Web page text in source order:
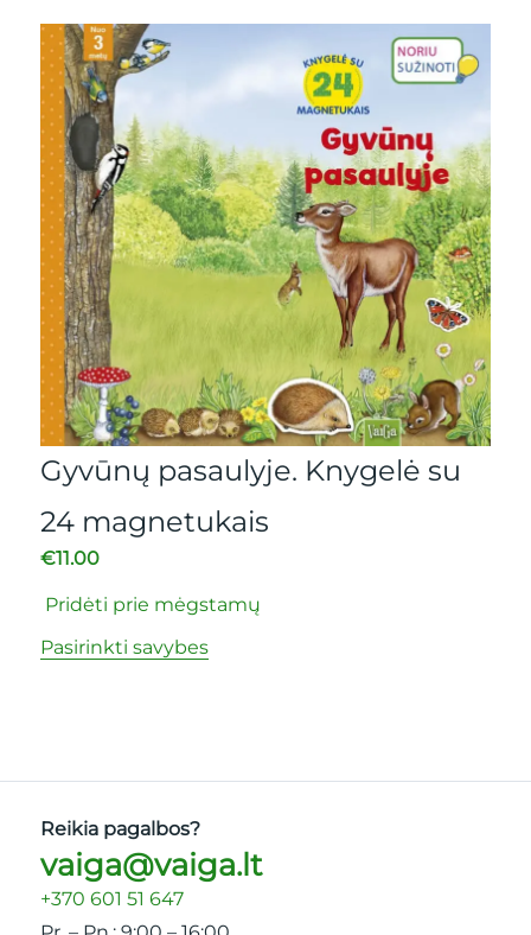
su
Su gamta kišenėje
Reikia pagalbos?
vaiga@vaiga.lt
+370 601 51 647